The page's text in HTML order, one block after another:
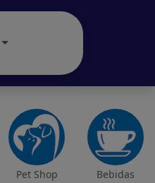
Pet Shop Bebidas